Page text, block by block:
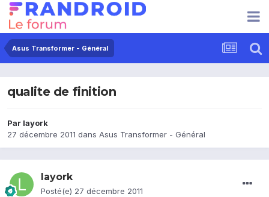
Asus Transformer - Général
qualite de finition
Par layork
27 décembre 2011 dans Asus Transformer - Général
layork
Posté(e) 27 décembre 2011